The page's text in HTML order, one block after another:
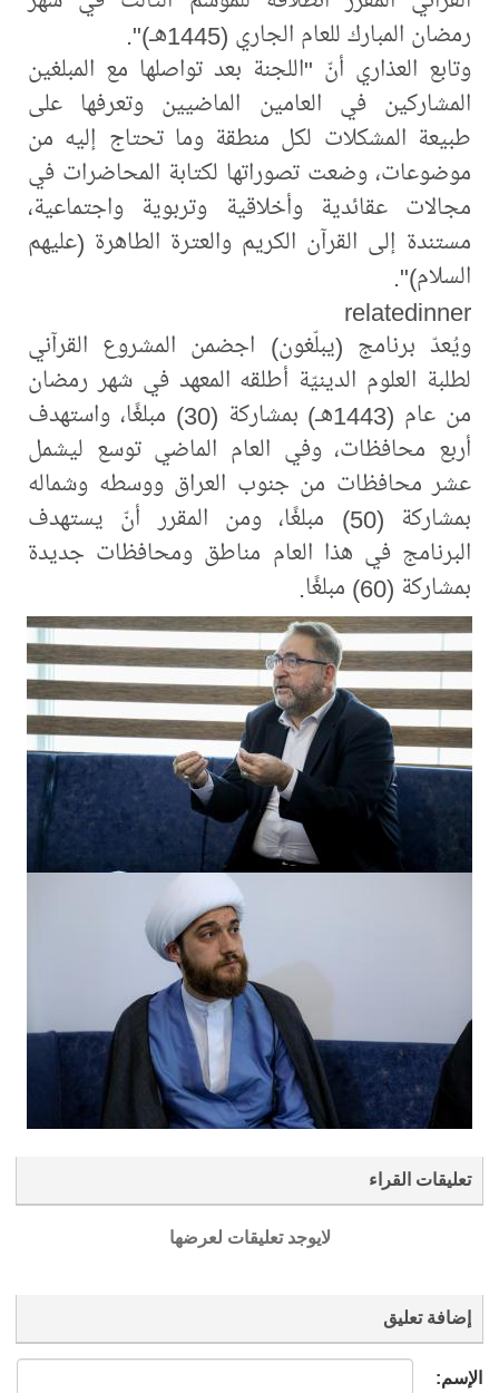
رمضان المبارك للعام الجاري (1445هـ)".
وتابع العذاري أنّ "اللجنة بعد تواصلها مع المبلغين
المشاركين في العامين الماضيين وتعرفها على
طبيعة المشكلات لكل منطقة وما تحتاج إليه من
موضوعات، وضعت تصوراتها لكتابة المحاضرات في
مجالات عقائدية وأخلاقية وتربوية واجتماعية،
مستندة إلى القرآن الكريم والعترة الطاهرة (عليهم
السلام)".
relatedinner
ويُعدّ برنامج (يبلّغون) اجضمن المشروع القرآني
لطلبة العلوم الدينيّة أطلقه المعهد في شهر رمضان
من عام (1443هـ) بمشاركة (30) مبلغًا، واستهدف
أربع محافظات، وفي العام الماضي توسع ليشمل
عشر محافظات من جنوب العراق ووسطه وشماله
بمشاركة (50) مبلغًا، ومن المقرر أنّ يستهدف
البرنامج في هذا العام مناطق ومحافظات جديدة
بمشاركة (60) مبلغًا.
تعليقات القراء
لايوجد تعليقات لعرضها
إضافة تعليق
الإسم: